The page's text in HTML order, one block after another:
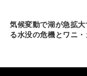
気候変動で湖が急拡
る水没の危機とワニ